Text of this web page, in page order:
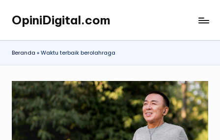
Skip
content
OpiniDigital.com
Opini
Digital
Terupdate
Beranda »Waktu terbaik berolahraga